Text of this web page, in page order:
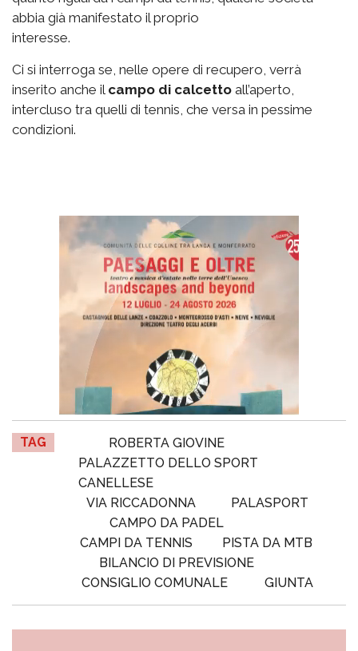
abbia già manifestato il proprio
interesse.
Ci si interroga se, nelle opere di recupero, verrà
inserito anche il campo di calcetto all’aperto,
intercluso tra quelli di tennis, che versa in pessime
condizioni.
TAG
ROBERTA GIOVINE
PALAZZETTO DELLO SPORT
CANELLESE
VIA RICCADONNA
PALASPORT
CAMPO DA PADEL
CAMPI DA TENNIS
PISTA DA MTB
BILANCIO DI PREVISIONE
CONSIGLIO COMUNALE
GIUNTA